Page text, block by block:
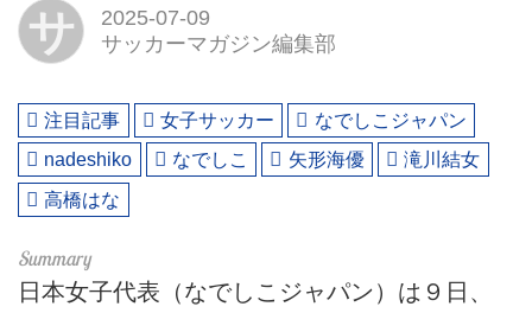
サ
2025-07-09
サッカーマガジン編集部
注目記事 女子サッカー
なでしこジャパン
nadeshiko
なでしこ 矢形海優
滝川結女
高橋はな
日本女子代表（なでしこジャパン）は９日、